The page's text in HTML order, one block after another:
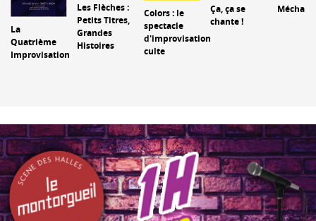
La
Quatrième
Improvisation
Les Flèches :
Petits Titres,
Grandes
Histoires
Colors : le
spectacle
d'improvisation
culte
Ça, ça se
chante !